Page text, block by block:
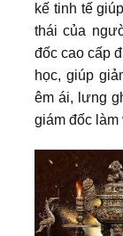
kế tinh tế
thái của
đốc cao cấp
học, giúp
êm ái, lưng
giám đốc làm